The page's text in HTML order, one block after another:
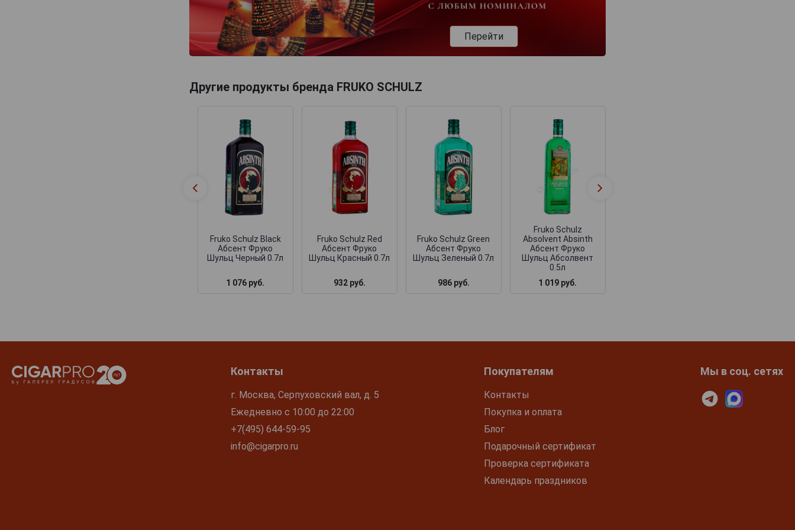
Перейти
Другие продукты бренда FRUKO SCHULZ
Fruko Schulz Black
Абсент Фруко
Шульц Черный 0.7л
1 076 руб.
Fruko Schulz Red
Абсент Фруко
Шульц Красный 0.7л
932 руб.
Fruko Schulz Green
Абсент Фруко
Шульц Зеленый 0.7л
986 руб.
Fruko Schulz
Absolvent Absinth
Абсент Фруко
Шульц Абсолвент
0.5л
1 019 руб.
Контакты
г. Москва, Серпуховский вал, д. 5
Ежедневно с 10:00 до 22:00
+7(495) 644-59-95
info@cigarpro.ru
Покупателям
Контакты
Покупка и оплата
Блог
Подарочный сертификат
Проверка сертификата
Календарь праздников
Мы в соц. сетях